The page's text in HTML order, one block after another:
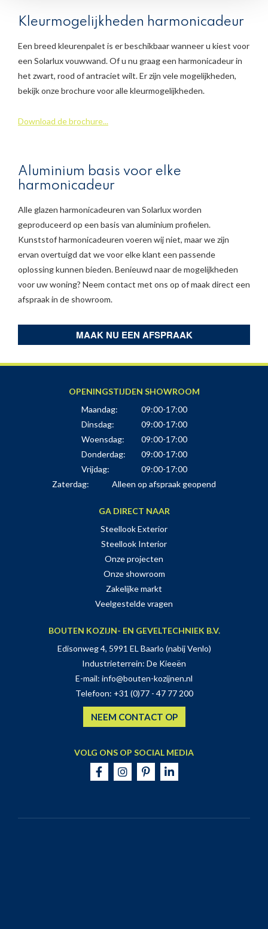
Kleurmogelijkheden harmonicadeur
Een breed kleurenpalet is er beschikbaar wanneer u kiest voor
een Solarlux vouwwand. Of u nu graag een harmonicadeur in
het zwart, rood of antraciet wilt. Er zijn vele mogelijkheden,
bekijk onze brochure voor alle kleurmogelijkheden.
Download de brochure...
Aluminium basis voor elke
harmonicadeur
Alle glazen harmonicadeuren van Solarlux worden
geproduceerd op een basis van aluminium profielen.
Kunststof harmonicadeuren voeren wij niet, maar we zijn
ervan overtuigd dat we voor elke klant een passende
oplossing kunnen bieden. Benieuwd naar de mogelijkheden
voor uw woning? Neem contact met ons op of maak direct een
afspraak in de showroom.
MAAK NU EEN AFSPRAAK
OPENINGSTIJDEN SHOWROOM
Maandag:
09:00-17:00
Dinsdag:
09:00-17:00
Woensdag:
09:00-17:00
Donderdag:
09:00-17:00
Vrijdag:
09:00-17:00
Zaterdag:
Alleen op afspraak geopend
GA DIRECT NAAR
Steellook Exterior
Steellook Interior
Onze projecten
Onze showroom
Zakelijke markt
Veelgestelde vragen
BOUTEN KOZIJN- EN GEVELTECHNIEK B.V.
Edisonweg 4, 5991 EL Baarlo (nabij Venlo)
Industrieterrein: De Kieeën
E-mail: info@bouten-kozijnen.nl
Telefoon: +31 (0)77 - 47 77 200
NEEM CONTACT OP
VOLG ONS OP SOCIAL MEDIA